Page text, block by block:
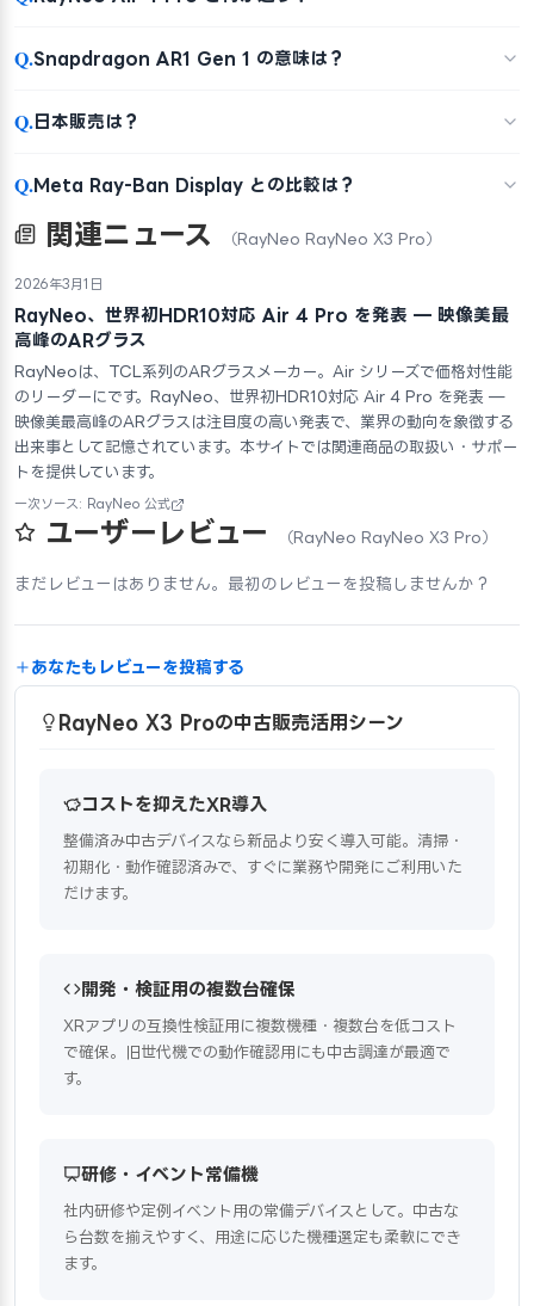
Q.Snapdragon AR1 Gen 1 の意味は？
Q.日本販売は？
Q.Meta Ray-Ban Display との比較は？
関連ニュース （RayNeo RayNeo X3 Pro）
2026年3月1日
RayNeo、世界初HDR10対応 Air 4 Pro を発表 — 映像美最
高峰のARグラス
RayNeoは、TCL系列のARグラスメーカー。Air シリーズで価格対性能
のリーダーにです。RayNeo、世界初HDR10対応 Air 4 Pro を発表 —
映像美最高峰のARグラスは注目度の高い発表で、業界の動向を象徴する
出来事として記憶されています。本サイトでは関連商品の取扱い・サポー
トを提供しています。
一次ソース: RayNeo 公式
ユーザーレビュー （RayNeo RayNeo X3 Pro）
まだレビューはありません。最初のレビューを投稿しませんか？
あなたもレビューを投稿する
RayNeo X3 Proの中古販売活用シーン
コストを抑えたXR導入
整備済み中古デバイスなら新品より安く導入可能。清掃・
初期化・動作確認済みで、すぐに業務や開発にご利用いた
だけます。
開発・検証用の複数台確保
XRアプリの互換性検証用に複数機種・複数台を低コスト
で確保。旧世代機での動作確認用にも中古調達が最適で
す。
研修・イベント常備機
社内研修や定例イベント用の常備デバイスとして。中古な
ら台数を揃えやすく、用途に応じた機種選定も柔軟にでき
ます。